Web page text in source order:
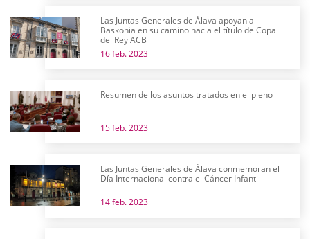
Las Juntas Generales de Álava apoyan al
Baskonia en su camino hacia el título de Copa
del Rey ACB
16 feb. 2023
Resumen de los asuntos tratados en el pleno
15 feb. 2023
Las Juntas Generales de Álava conmemoran el
Día Internacional contra el Cáncer Infantil
14 feb. 2023